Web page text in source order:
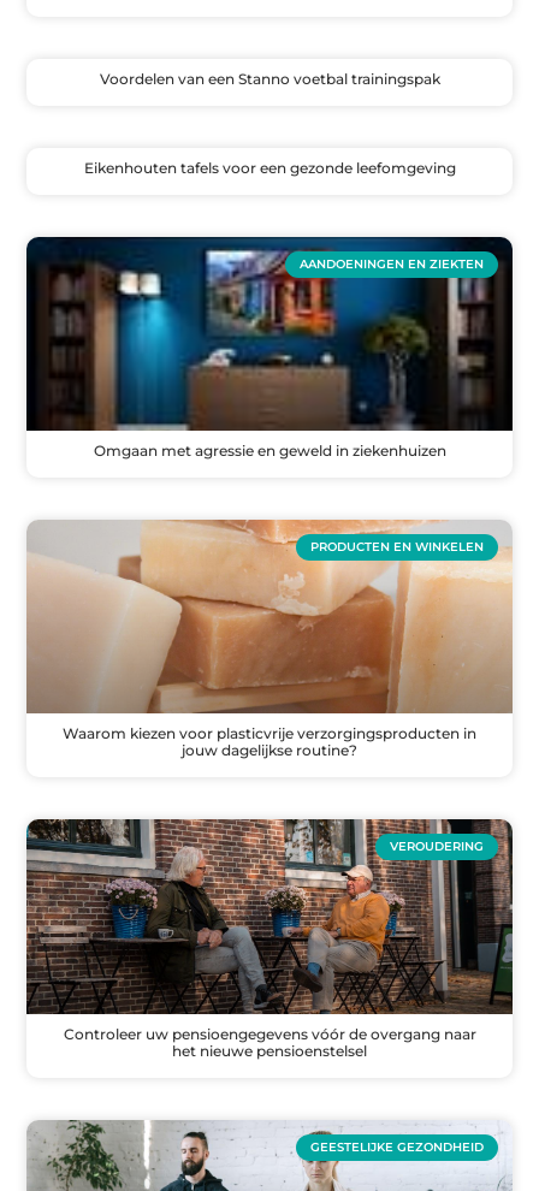
Voordelen van een Stanno voetbal trainingspak
Eikenhouten tafels voor een gezonde leefomgeving
AANDOENINGEN EN ZIEKTEN
Omgaan met agressie en geweld in ziekenhuizen
PRODUCTEN EN WINKELEN
Waarom kiezen voor plasticvrije verzorgingsproducten in
jouw dagelijkse routine?
VEROUDERING
Controleer uw pensioengegevens vóór de overgang naar
het nieuwe pensioenstelsel
GEESTELIJKE GEZONDHEID